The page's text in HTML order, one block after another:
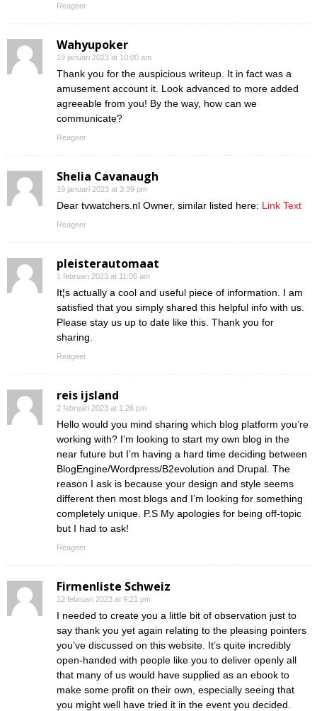
Reageer
Wahyupoker
19 januari 2023 at 10:00 am
Thank you for the auspicious writeup. It in fact was a
amusement account it. Look advanced to more added
agreeable from you! By the way, how can we
communicate?
Reageer
Shelia Cavanaugh
19 januari 2023 at 3:39 pm
Dear tvwatchers.nl Owner, similar listed here: Link Text
Reageer
pleisterautomaat
1 februari 2023 at 11:06 am
It¦s actually a cool and useful piece of information. I am
satisfied that you simply shared this helpful info with us.
Please stay us up to date like this. Thank you for
sharing.
Reageer
reis ijsland
2 februari 2023 at 1:26 pm
Hello would you mind sharing which blog platform you’re
working with? I’m looking to start my own blog in the
near future but I’m having a hard time deciding between
BlogEngine/Wordpress/B2evolution and Drupal. The
reason I ask is because your design and style seems
different then most blogs and I’m looking for something
completely unique. P.S My apologies for being off-topic
but I had to ask!
Reageer
Firmenliste Schweiz
12 februari 2023 at 9:21 pm
I needed to create you a little bit of observation just to
say thank you yet again relating to the pleasing pointers
you’ve discussed on this website. It’s quite incredibly
open-handed with people like you to deliver openly all
that many of us would have supplied as an ebook to
make some profit on their own, especially seeing that
you might well have tried it in the event you decided.